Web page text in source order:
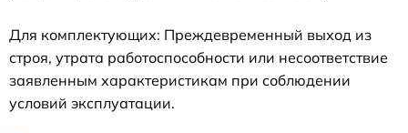
Для комплектующих: Преждевременный выход из
строя, утрата работоспособности или несоответствие
заявленным характеристикам при соблюдении
условий эксплуатации.